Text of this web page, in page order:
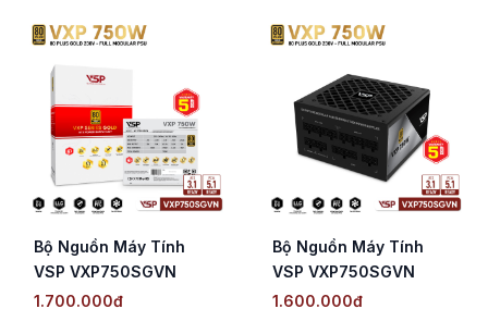
Bộ Nguồn Máy Tính
VSP VXP750SGVN
White (750W / 80 Plus
1.700.000đ
Bộ Nguồn Máy Tính
VSP VXP750SGVN
(750W / 80 Plus Gold /
1.600.000đ